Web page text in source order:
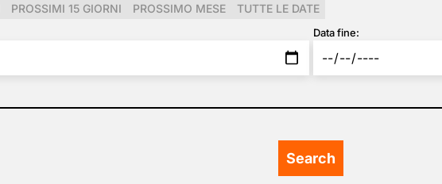
PROSSIMI 15 GIORNI PROSSIMO MESE TUTTE LE DATE
Data fine: